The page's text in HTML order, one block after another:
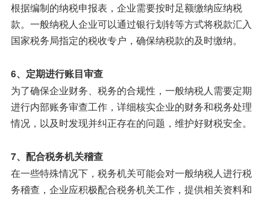
根据编制的纳税申报表，企业需要按时足额缴纳应纳税
款。一般纳税人企业可以通过银行划转等方式将税款汇入
国家税务局指定的税收专户，确保纳税款的及时缴纳。
6、定期进行账目审查
为了确保企业财务、税务的合规性，一般纳税人需要定期
进行内部账务审查工作，详细核实企业的财务和税务处理
情况，以及时发现并纠正存在的问题，维护好财税安全。
7、配合税务机关稽查
在一些特殊情况下，税务机关可能会对一般纳税人进行税
务稽查，企业应积极配合税务机关工作，提供相关资料和